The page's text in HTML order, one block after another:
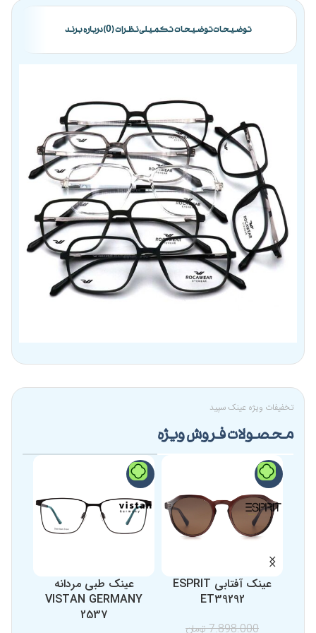
توضیحاتتوضیحات تکمیلینظرات (0) درباره برند
تخفیفات ویژه عینک سپید
محصولات فروش ویژه
-13%
عینک آفتابی ESPRIT
ET39292
7.898.000تومان
-9%
عینک طبی مردانه
VISTAN GERMANY
2537